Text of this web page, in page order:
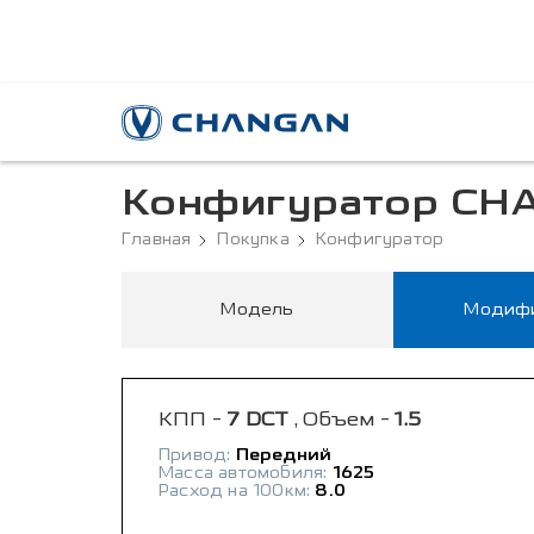
Конфигуратор
Главная Покупка Конфигуратор
Модель
КПП - 7 DCT , Объем -1.5
Привод: Передний
Масса автомобиля: 1625
Расход на 100км: 8.0